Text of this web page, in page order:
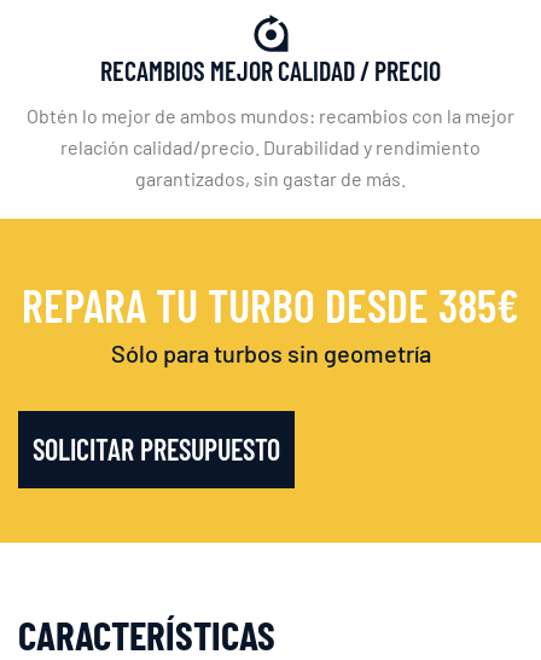
RECAMBIOS MEJOR CALIDAD / PRECIO
Obtén lo mejor de ambos mundos: recambios con la mejor
relación calidad/precio. Durabilidad y rendimiento
garantizados, sin gastar de más.
REPARA TU TURBO DESDE 385€
Sólo para turbos sin geometría
SOLICITAR PRESUPUESTO
CARACTERÍSTICAS